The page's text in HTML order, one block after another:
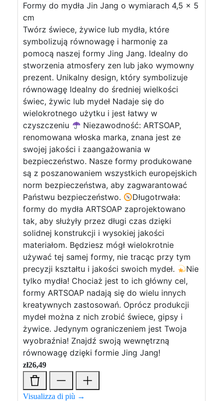
Formy do mydła Jin Jang o wymiarach 4,5 x 5
cm
Twórz świece, żywice lub mydła, które
symbolizują równowagę i harmonię za
pomocą naszej formy Jing Jang. Idealny do
stworzenia atmosfery zen lub jako wymowny
prezent. Unikalny design, który symbolizuje
równowagę Idealny do średniej wielkości
świec, żywic lub mydeł Nadaje się do
wielokrotnego użytku i jest łatwy w
czyszczeniu
Niezawodność: ARTSOAP,
renomowana włoska marka, znana jest ze
swojej jakości i zaangażowania w
bezpieczeństwo. Nasze formy produkowane
są z poszanowaniem wszystkich europejskich
norm bezpieczeństwa, aby zagwarantować
Państwu bezpieczeństwo.
Długotrwała:
formy do mydła ARTSOAP zaprojektowano
tak, aby służyły przez długi czas dzięki
solidnej konstrukcji i wysokiej jakości
materiałom. Będziesz mógł wielokrotnie
używać tej samej formy, nie tracąc przy tym
precyzji kształtu i jakości swoich mydeł.
Nie
tylko mydła! Chociaż jest to ich główny cel,
formy ARTSOAP nadają się do wielu innych
kreatywnych zastosowań. Oprócz produkcji
mydeł można z nich zrobić świece, gipsy i
żywice. Jedynym ograniczeniem jest Twoja
wyobraźnia! Znajdź swoją wewnętrzną
równowagę dzięki formie Jing Jang!
zł26,49
Visualizza di più →